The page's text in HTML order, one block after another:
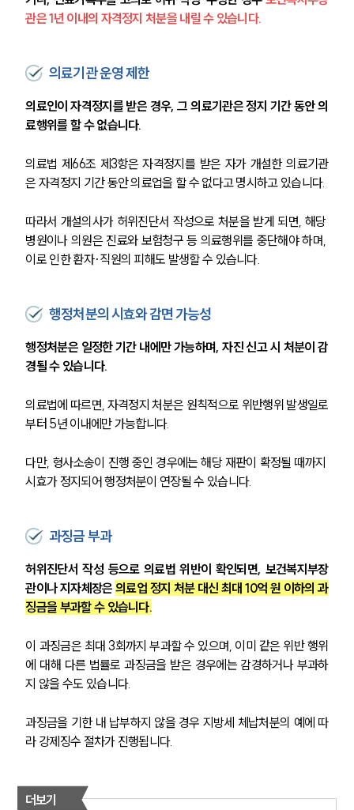
관은 1년 이내의 자격정지 처분을 내릴 수 있습니다.
의료기관 운영 제한
의료인이 자격정지를 받은 경우, 그 의료기관은 정지 기간 동안 의
료행위를 할 수 없습니다.
의료법 제66조 제3항은 자격정지를 받은 자가 개설한 의료기관
은 자격정지 기간 동안 의료업을 할 수 없다고 명시하고 있습니다.
따라서 개설의사가 허위진단서 작성으로 처분을 받게 되면, 해당
병원이나 의원은 진료와 보험청구 등 의료행위를 중단해야 하며,
이로 인한 환자·직원의 피해도 발생할 수 있습니다.
행정처분의 시효와 감면 가능성
행정처분은 일정한 기간 내에만 가능하며, 자진 신고 시 처분이 감
경될 수 있습니다.
의료법에 따르면, 자격정지 처분은 원칙적으로 위반행위 발생일로
부터 5년 이내에만 가능합니다.
다만, 형사소송이 진행 중인 경우에는 해당 재판이 확정될 때까지
시효가 정지되어 행정처분이 연장될 수 있습니다.
과징금 부과
허위진단서 작성 등으로 의료법 위반이 확인되면, 보건복지부장
관이나 지자체장은 의료업 정지 처분 대신 최대 10억 원 이하의 과
징금을 부과할 수 있습니다.
이 과징금은 최대 3회까지 부과할 수 있으며, 이미 같은 위반 행위
에 대해 다른 법률로 과징금을 받은 경우에는 감경하거나 부과하
지 않을 수도 있습니다.
과징금을 기한 내 납부하지 않을 경우 지방세 체납처분의 예에 따
라 강제징수 절차가 진행됩니다.
더보기